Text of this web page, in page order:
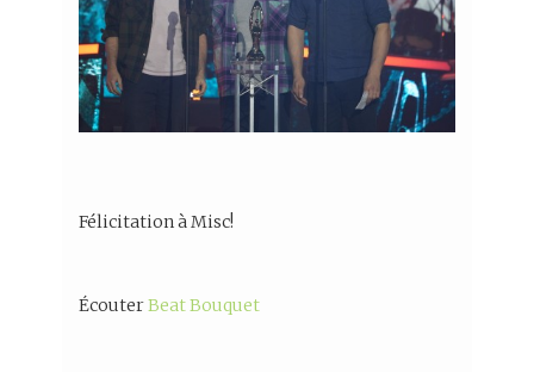
Félicitation à Misc!
ÉcouterBeat Bouquet